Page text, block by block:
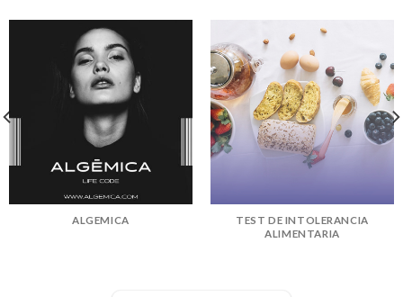
ALGEMICA
TEST DE INTOLERANCIA
ALIMENTARIA